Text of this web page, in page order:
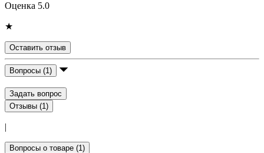
Оценка 5.0
★
Оставить отзыв
Вопросы (1)
Задать вопрос
Отзывы (1)
|
Вопросы о товаре (1)